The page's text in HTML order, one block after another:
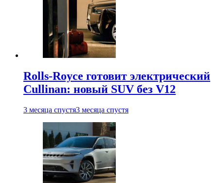
Rolls-Royce готовит электрический
Cullinan: новый SUV без V12
3 месяца спустя3 месяца спустя